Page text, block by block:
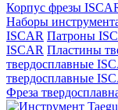
Корпус фрезы
Наборы
ISCAR Патроны
ISCAR Пластины
твердосплавные
твердосплавные
Фреза